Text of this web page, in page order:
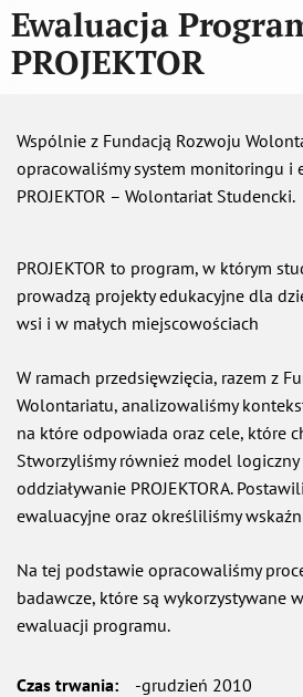
Ewaluacja
PROJEKTOR
Wspólnie z Fundacją Rozwoju
opracowaliśmy system monitoringu i
PROJEKTOR – Wolontariat Studencki.
PROJEKTOR to program, w którym
prowadzą projekty edukacyjne dla
wsi i w małych miejscowościach
W ramach przedsięwzięcia, razem z
Wolontariatu, analizowaliśmy
na które odpowiada oraz cele, które
Stworzyliśmy również model logiczny
oddziaływanie PROJEKTORA.
ewaluacyjne oraz określiliśmy
Na tej podstawie opracowaliśmy
badawcze, które są wykorzystywane
ewaluacji programu.
Czas trwania:
-grudzień 2010